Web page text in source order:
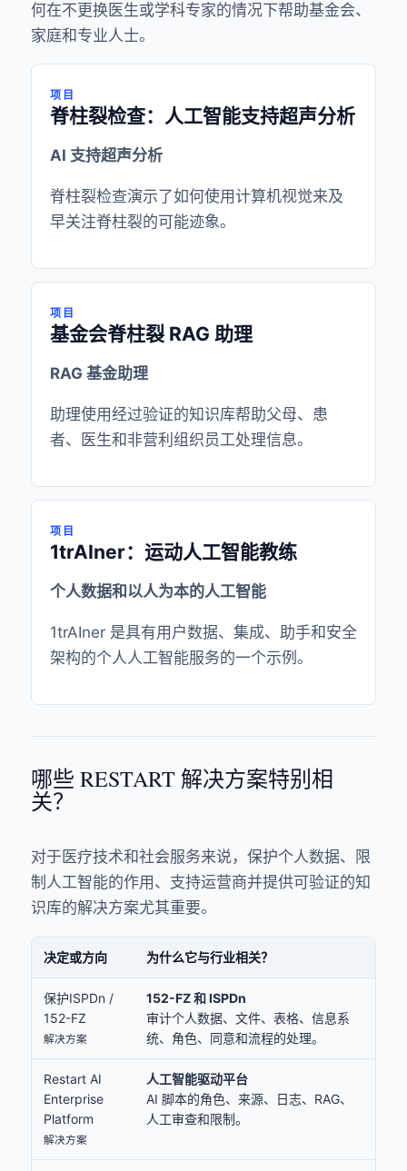
何在不更换医生或学科专家的情况下帮助基金会、
家庭和专业人士。
项目
脊柱裂检查：人工智能支持超声分析
AI 支持超声分析
脊柱裂检查演示了如何使用计算机视觉来及
早关注脊柱裂的可能迹象。
项目
基金会脊柱裂 RAG 助理
RAG 基金助理
助理使用经过验证的知识库帮助父母、患
者、医生和非营利组织员工处理信息。
项目
1trAIner：运动人工智能教练
个人数据和以人为本的人工智能
1trAIner 是具有用户数据、集成、助手和安全
架构的个人人工智能服务的一个示例。
哪些 RESTART 解决方案特别相
关？
对于医疗技术和社会服务来说，保护个人数据、限
制人工智能的作用、支持运营商并提供可验证的知
识库的解决方案尤其重要。
决定或方向 为什么它与行业相关？
保护ISPDn /
152-FZ
解决方案
152-FZ 和 ISPDn
审计个人数据、文件、表格、信息系
统、角色、同意和流程的处理。
Restart AI
Enterprise
Platform
解决方案
人工智能驱动平台
AI 脚本的角色、来源、日志、RAG、
人工审查和限制。